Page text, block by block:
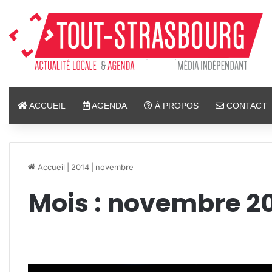
ACCUEIL AGENDA À PROPOS CONTACT
Accueil 2014 novembre
Mois : novembre